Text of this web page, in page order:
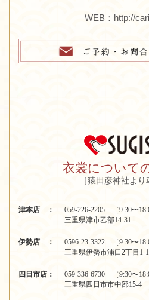
WEB： http://
衣裳について
［猿田彦神社より
津本店 ：
059-226-2205 ［9:30〜
三重県津市乙部14-31
伊勢店 ：
0596-23-3322 ［9:30〜
三重県伊勢市浦口2丁目1-1
四日市店：
059-336-6730 ［9:30〜
三重県四日市市中部15-4